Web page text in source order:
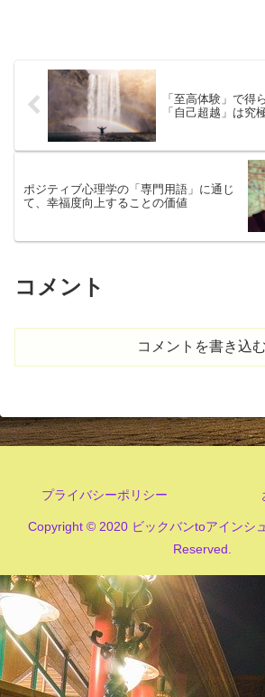
「至高体験」で得
「自己超越」は究
ポジティブ心理学の「専門用語」に通じ
て、幸福度向上することの価値
コメント
コメントを書き込む
プライバシーポリシー
Copyright © 2020 ビックバンtoアインシ
Reserved.